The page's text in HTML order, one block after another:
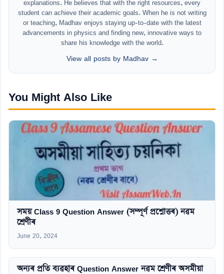
explanations. He believes that with the right resources, every
student can achieve their academic goals. When he is not writing
or teaching, Madhav enjoys staying up-to-date with the latest
advancements in physics and finding new, innovative ways to
share his knowledge with the world.
View all posts by Madhav →
You Might Also Like
সময় Class 9 Question Answer (সম্পূৰ্ণ প্ৰশ্নোত্তৰ) নৱম
শ্ৰেণীৰ
June 20, 2024
অন্যৰ প্ৰতি ব্যৱহাৰ Question Answer নৱম শ্ৰেণীৰ অসমীয়া